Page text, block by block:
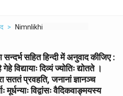
> Nimnlikhit Snskrit G...
सहित हिन्दी में अनुवाद कीजिए :
विद्यायाः दिव्यं ज्योतिः द्योतते ।
सततं प्रवहति, जनानां ज्ञानञ्च
विद्वांसः वैदिकवाङ्मयस्य